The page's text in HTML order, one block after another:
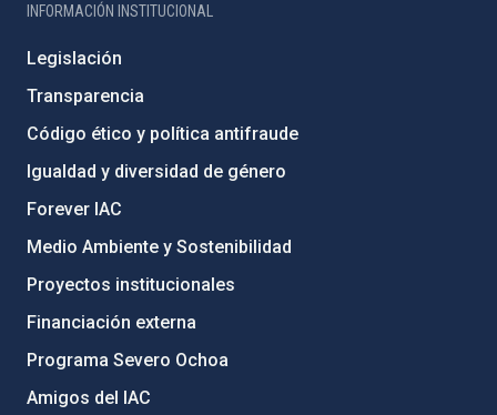
INFORMACIÓN INSTITUCIONAL
Legislación
Transparencia
Código ético y política antifraude
Igualdad y diversidad de género
Forever IAC
Medio Ambiente y Sostenibilidad
Proyectos institucionales
Financiación externa
Programa Severo Ochoa
Amigos del IAC